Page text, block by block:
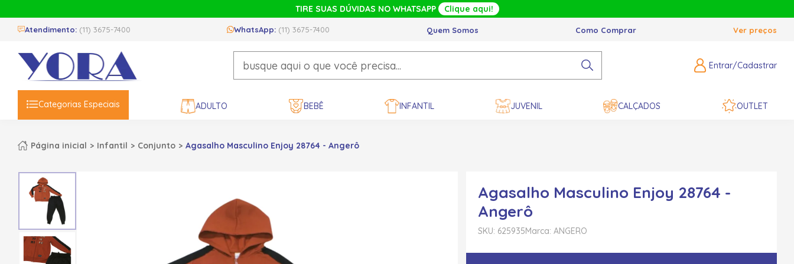
TIRE SUAS DÚVIDAS NO WHATSAPP Clique aqui!
Atendimento: (11) 3675-7400 WhatsApp: (11) 3675-7400 Quem Somos Como Comprar Ver preços
Entrar/Cadastrar
Categorias Especiais ADULTO BEBÊ INFANTIL JUVENIL CALÇADOS OUTLET
Página inicial Infantil Conjunto Agasalho Masculino Enjoy 28764 - Angerô
Agasalho Masculino Enjoy 28764 -
Angerô
SKU: 625935Marca: ANGERO